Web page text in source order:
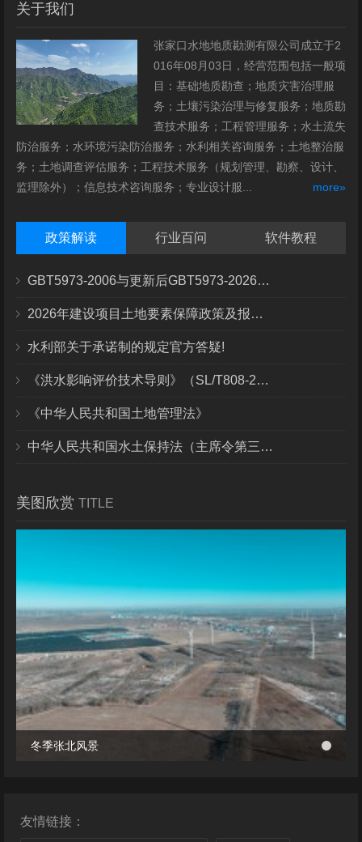
关于我们
张家口水地地质勘测有限公司成立于2
016年08月03日，经营范围包括一般项
目：基础地质勘查；地质灾害治理服
务；土壤污染治理与修复服务；地质勘
查技术服务；工程管理服务；水土流失
防治服务；水环境污染防治服务；水利相关咨询服务；土地整治服
务；土地调查评估服务；工程技术服务（规划管理、勘察、设计、
监理除外）；信息技术咨询服务；专业设计服...
more»
政策解读 行业百问 软件教程
GBT5973-2006与更新后GBT5973-2026区别你知道几点？
2026年建设项目土地要素保障政策及报批流程
水利部关于承诺制的规定官方答疑!
《洪水影响评价技术导则》（SL/T808-2025）核心解读
《中华人民共和国土地管理法》
中华人民共和国水土保持法（主席令第三十九号）
美图欣赏 TITLE
冬季张北风景
冬季张北风景
友情链接：